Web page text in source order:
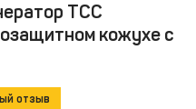
ТСС
кожухе с
отзыв